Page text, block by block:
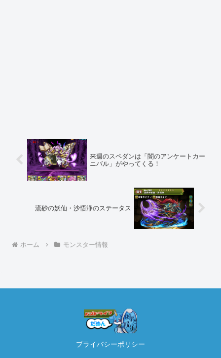
来週のスペダンは「闇のアンケートカー
ニバル」がやってくる！
流砂の妖仙・沙悟浄のステータス
ホーム モンスター情報
プライバシーポリシー